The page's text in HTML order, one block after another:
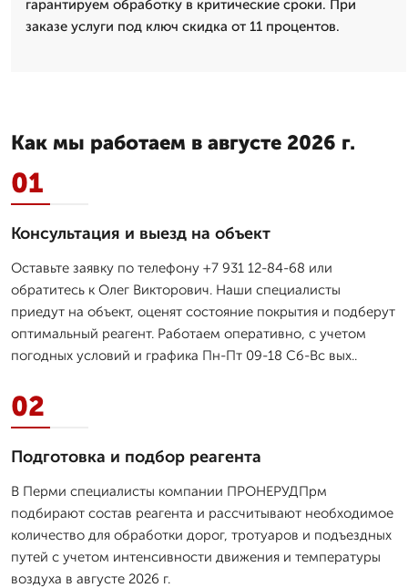
гарантируем обработку в критические сроки. При
заказе услуги под ключ скидка от 11 процентов.
Как мы работаем в августе 2026 г.
01
Консультация и выезд на объект
Оставьте заявку по телефону +7 931 12-84-68 или
обратитесь к Олег Викторович. Наши специалисты
приедут на объект, оценят состояние покрытия и подберут
оптимальный реагент. Работаем оперативно, с учетом
погодных условий и графика Пн-Пт 09-18 Сб-Вс вых..
02
Подготовка и подбор реагента
В Перми специалисты компании ПРОНЕРУДПрм
подбирают состав реагента и рассчитывают необходимое
количество для обработки дорог, тротуаров и подъездных
путей с учетом интенсивности движения и температуры
воздуха в августе 2026 г.